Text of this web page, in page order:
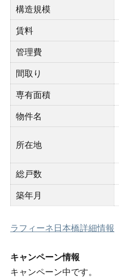
構造規模
賃料
管理費
間取り
専有面積
物件名
所在地
総戸数
築年月
ラフィーネ日本橋詳細情報
キャンペーン情報
キャンペーン中です。